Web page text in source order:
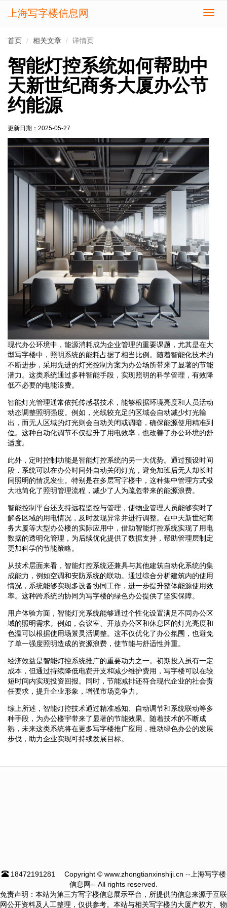
切
上海写字楼信息网
首页 相关文章 详情页
智能灯控系统如何帮助中
天新世纪商务大厦办公节
约能源
更新日期： 2025-05-27
现代办公环境中，能源消耗成为企业管理的重要课题，尤其是在大
型写字楼中，照明系统的能耗占据了相当比例。随着智能化技术的
不断进步，采用先进的灯光控制方案为办公场所带来了显著的节能
潜力。这类系统通过多种智能手段，实现照明的科学管理，有效降
低不必要的电能浪费。
智能灯光管理通常依托传感器技术，能够根据环境亮度和人员活动
动态调整照明强度。例如，光线较充足的区域会自动减少灯光输
出，而无人区域的灯光则会自动关闭或调暗，确保能源使用精准到
位。这种自动化调节不仅提升了用电效率，也改善了办公环境的舒
适度。
此外，定时控制功能是智能灯控系统的另一大优势。通过预设时间
段，系统可以在办公时间外自动关闭灯光，避免加班后无人却长时
间照明的情况发生。特别是在多层写字楼中，这种集中管理方式极
大地简化了照明管理流程，减少了人为疏忽带来的能源浪费。
智能控制平台还支持远程监控与管理，使物业管理人员能够实时了
解各区域的用电情况，及时发现异常并进行调整。在中天新世纪商
务大厦等大型办公楼的实际应用中，借助智能灯控系统实现了用电
数据的透明化管理，为后续优化提供了数据支持，帮助管理层制定
更加科学的节能策略。
从技术层面来看，智能灯控系统还兼具与其他建筑自动化系统的集
成能力，例如空调和安防系统的联动。通过综合分析建筑内的使用
情况，系统能够实现多设备协同工作，进一步提升整体能源使用效
率。这种跨系统的协同为写字楼的绿色办公提供了坚实保障。
用户体验方面，智能灯光系统能够通过个性化设置满足不同办公区
域的照明需求。例如，会议室、开放办公区和休息区的灯光亮度和
色温可以根据使用场景灵活调整。这不仅优化了办公氛围，也避免
了单一强度照明造成的资源浪费，使节能与舒适性并重。
经济效益是智能灯控系统推广的重要动力之一。初期投入虽有一定
成本，但通过持续降低电费开支和减少维护费用，写字楼可以在较
短时间内实现投资回报。同时，节能减排还符合现代企业的社会责
任要求，提升企业形象，增强市场竞争力。
综上所述，智能灯控技术通过精准感知、自动调节和系统联动等多
种手段，为办公楼宇带来了显著的节能效果。随着技术的不断成
熟，未来这类系统将在更多写字楼推广应用，推动绿色办公的发展
步伐，助力企业实现可持续发展目标。
18472191281
Copyright © www.zhongtianxinshiji.cn --上海写字楼
信息网-- All rights reserved.
免责声明：本站为第三方写字楼信息展示平台，所提供的信息来源于互联
网公开资料及人工整理，仅供参考。本站与相关写字楼的大厦产权方、物